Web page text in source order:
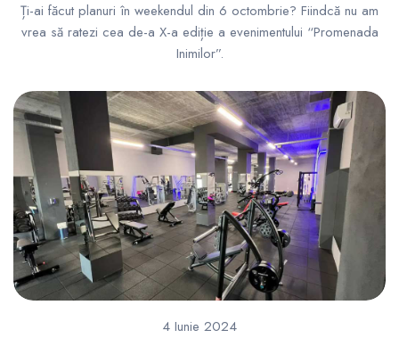
Ți-ai făcut planuri în weekendul din 6 octombrie? Fiindcă nu am
vrea să ratezi cea de-a X-a ediție a evenimentului “Promenada
Inimilor”.
4 Iunie 2024